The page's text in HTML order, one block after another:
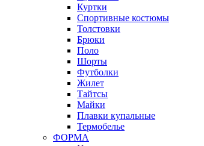
Куртки
Спортивные костюмы
Толстовки
Брюки
Поло
Шорты
Футболки
Жилет
Тайтсы
Майки
Плавки купальные
Термобелье
ФОРМА